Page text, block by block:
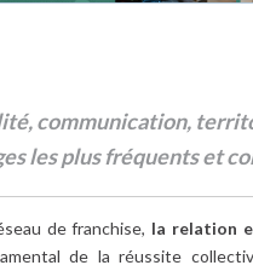
communication,
les plus fréquents et
de franchise, la relation
de la réussite